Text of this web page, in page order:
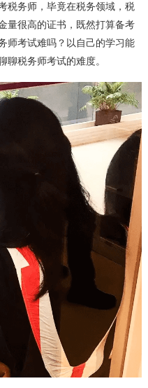
税务师 ，毕竟在税务领域，税
量很高的证书，既然打算备考
师考试难吗？以自己的学习能
聊税务师考试的难度。